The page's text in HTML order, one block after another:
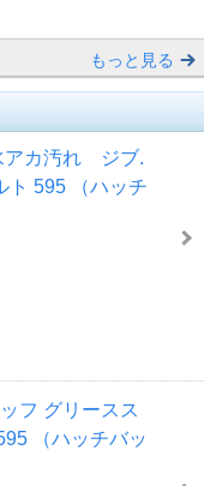
もっと見る
アカ汚れ ジブ.
ト 595 （ハッチ
フ グリースス
（ハッチバッ